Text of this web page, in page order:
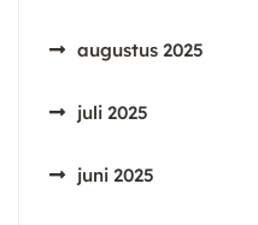
augustus 2025
juli 2025
juni 2025